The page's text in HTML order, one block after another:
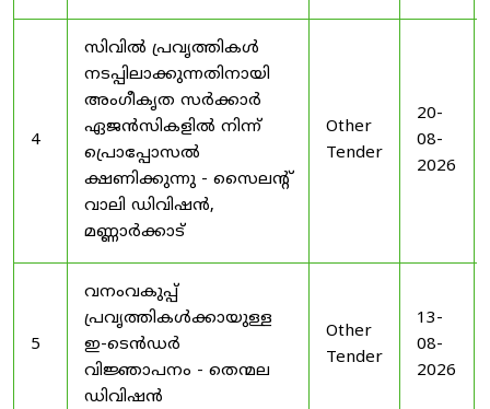
4
സിവിൽ പ്രവൃത്തികൾ
നടപ്പിലാക്കുന്നതിനായി
അംഗീകൃത സർക്കാർ
ഏജൻസികളിൽ നിന്ന്
പ്രൊപ്പോസൽ
ക്ഷണിക്കുന്നു - സൈലന്റ്
വാലി ഡിവിഷൻ,
മണ്ണാർക്കാട്
Other
Tender
20-
08-
2026
5
വനംവകുപ്പ്
പ്രവൃത്തികൾക്കായുള്ള
ഇ-ടെൻഡർ
വിജ്ഞാപനം - തെന്മല
ഡിവിഷൻ
Other
Tender
13-
08-
2026